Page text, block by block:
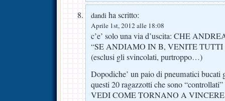
dandi ha scritto:
Aprile 1st, 2012 alle 18:08
c’e’ solo una via d’uscita: CHE
“SE ANDIAMO IN B, VENITE
(esclusi gli svincolati, purtroppo…)
Dopodiche’ un paio di pneumatici bucati
questi 20 ragazzotti che sono
VEDI COME TORNANO A